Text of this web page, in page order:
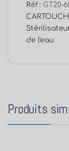
Réf : GT20-
de l'eau
Produits